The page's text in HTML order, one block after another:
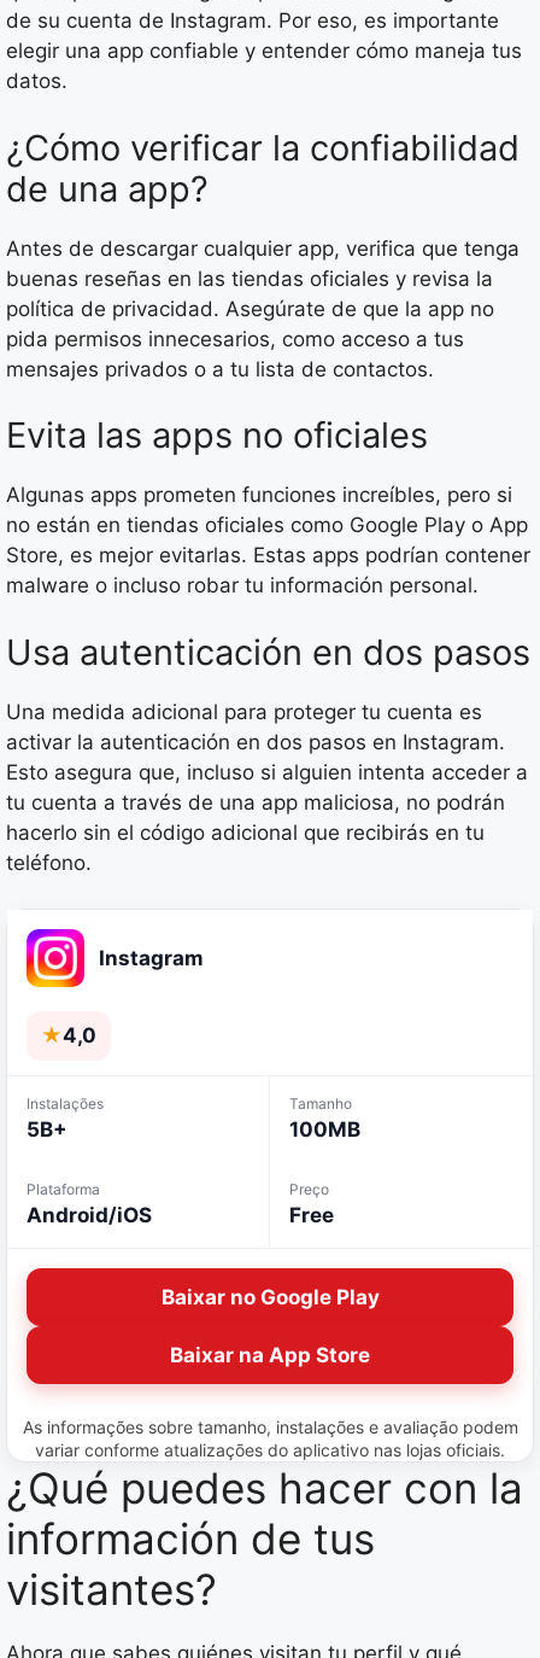
de su cuenta de Instagram. Por eso, es importante
elegir una app confiable y entender cómo maneja tus
datos.
¿Cómo verificar la confiabilidad
de una app?
Antes de descargar cualquier app, verifica que tenga
buenas reseñas en las tiendas oficiales y revisa la
política de privacidad. Asegúrate de que la app no
pida permisos innecesarios, como acceso a tus
mensajes privados o a tu lista de contactos.
Evita las apps no oficiales
Algunas apps prometen funciones increíbles, pero si
no están en tiendas oficiales como Google Play o App
Store, es mejor evitarlas. Estas apps podrían contener
malware o incluso robar tu información personal.
Usa autenticación en dos pasos
Una medida adicional para proteger tu cuenta es
activar la autenticación en dos pasos en Instagram.
Esto asegura que, incluso si alguien intenta acceder a
tu cuenta a través de una app maliciosa, no podrán
hacerlo sin el código adicional que recibirás en tu
teléfono.
Instagram
★4,0
Instalações
5B+
Tamanho
100MB
Plataforma
Android/iOS
Preço
Free
Baixar no Google Play
Baixar na App Store
As informações sobre tamanho, instalações e avaliação podem
variar conforme atualizações do aplicativo nas lojas oficiais.
¿Qué puedes hacer con la
información de tus
visitantes?